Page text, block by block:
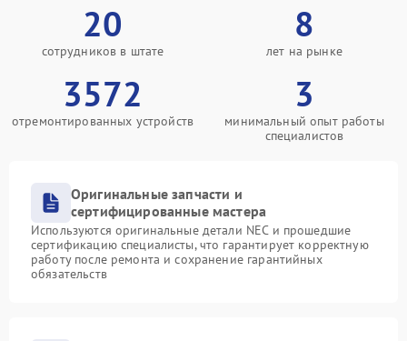
20
сотрудников в штате
8
лет на рынке
3572
отремонтированных устройств
3
минимальный опыт работы
специалистов
Оригинальные запчасти и
сертифицированные мастера
Используются оригинальные детали NEC и прошедшие
сертификацию специалисты, что гарантирует корректную
работу после ремонта и сохранение гарантийных
обязательств